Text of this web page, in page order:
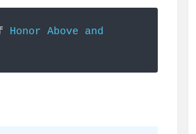
Honor Above
and